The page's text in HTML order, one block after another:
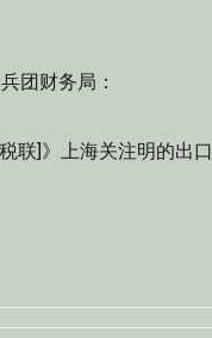
团财务局：
联]》上海关注明的出口